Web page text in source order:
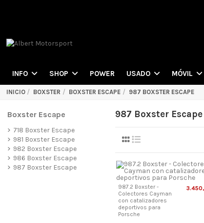
INFO SHOP POWER USADO MÓVIL
INICIO BOXSTER BOXSTER ESCAPE 987 BOXSTER ESCAPE
987 Boxster Escape
987.2 Boxster -
Colectores Cayman
con catalizadores
deportivos para
Porsche
Boxster Escape
718 Boxster Escape
981 Boxster Escape
982 Boxster Escape
986 Boxster Escape
987 Boxster Escape